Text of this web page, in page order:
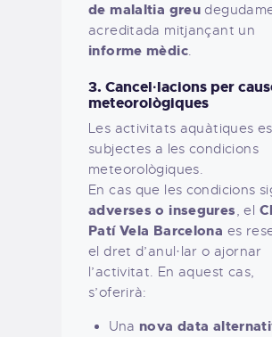
de malaltia greu
acreditada mitjançant un
informe mèdic.
3. Cancel·lacions per
meteorològiques
Les activitats aquàtiques
subjectes a les condicions
meteorològiques.
En cas que les condicions
adverses o insegures, el
Patí Vela Barcelona es
el dret d’anul·lar o ajornar
l’activitat. En aquest cas,
s’oferirà:
Unanova data